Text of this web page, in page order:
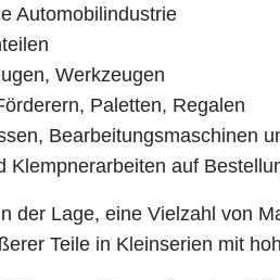
Automobilindustrie
Werkzeugen
Paletten, Regalen
Bearbeitungsmaschinen
Klempnerarbeiten auf
der Lage, eine Vielzahl von
Teile in Kleinserien mit